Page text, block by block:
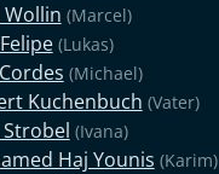
Wollin (Marcel)
(Lukas)
(Michael)
Kuchenbuch (Vater)
(Ivana)
Haj Younis (Karim)